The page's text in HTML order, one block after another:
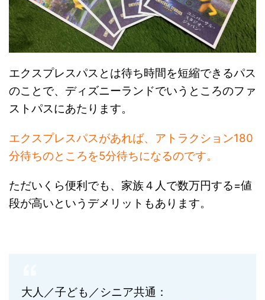
エクスプレスパスとは待ち時間を短縮できるパス
のことで、ディズニーランドでいうところのファ
ストパスにあたります。
エクスプレスパスがあれば、アトラクション180
分待ちのところを5分待ちになるのです。
ただいくら便利でも、家族４人で数万円する=値
段が高いというデメリットもあります。
大人／子ども／シニア共通：